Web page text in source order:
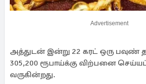
Advertisement
அத்துடன் இன்று 22 கரட் ஒரு பவுண்
305,200 ரூபாய்க்கு விற்பனை
வருகின்றது.